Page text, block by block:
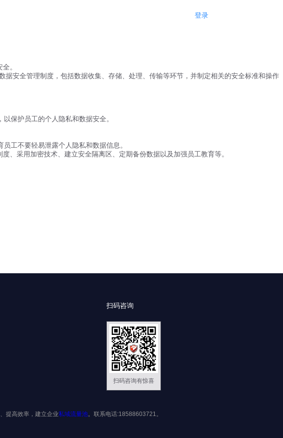
登录
。
安全管理制度，包括数据收集、存储、处理、传输等环节，并制定相关的安全标准和操作
保护员工的个人隐私和数据安全。
工不要轻易泄露个人隐私和数据信息。
、采用加密技术、建立安全隔离区、定期备份数据以及加强员工教育等。
扫码咨询
扫码咨询有惊喜
提高效率，建立企业私域流量池。联系电话:18588603721。